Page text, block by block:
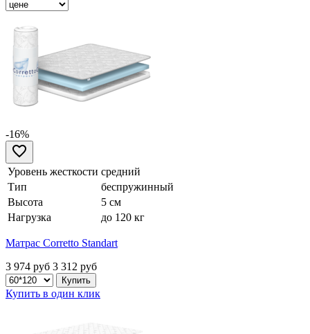
-16%
Уровень жесткости средний
Тип
беспружинный
Высота
5 см
Нагрузка
до 120 кг
Матрас Corretto Standart
3 974 руб 3 312 руб
Купить в один клик